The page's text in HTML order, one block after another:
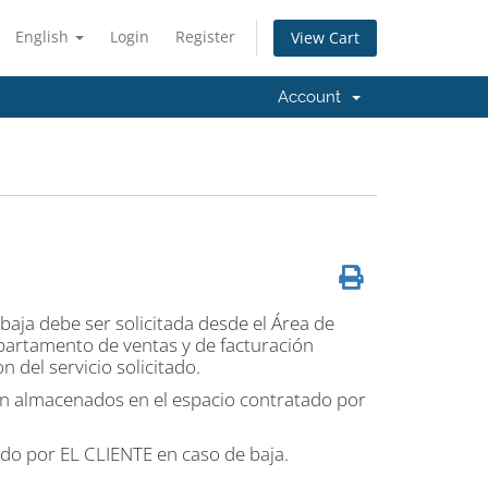
English Login Register View Cart
Account
debe ser solicitada desde el Área de
de ventas y de facturación
del servicio solicitado.
almacenados en el espacio contratado por
por EL CLIENTE en caso de baja.